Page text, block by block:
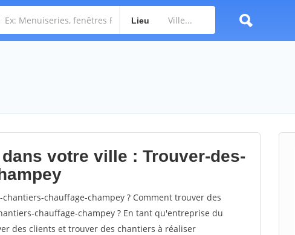
Lieu
votre ville : Trouver-des-
chauffage-champey ? Comment trouver des
chauffage-champey ? En tant qu'entreprise du
des clients et trouver des chantiers à réaliser